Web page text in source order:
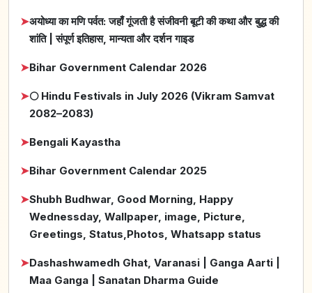
➤अयोध्या का मणि पर्वत: जहाँ गूंजती है संजीवनी बूटी की कथा और बुद्ध की
शांति | संपूर्ण इतिहास, मान्यता और दर्शन गाइड
➤Bihar Government Calendar 2026
➤🌕 Hindu Festivals in July 2026 (Vikram Samvat
2082–2083)
➤Bengali Kayastha
➤Bihar Government Calendar 2025
➤Shubh Budhwar, Good Morning, Happy
Wednessday, Wallpaper, image, Picture,
Greetings, Status,Photos, Whatsapp status
➤Dashashwamedh Ghat, Varanasi | Ganga Aarti |
Maa Ganga | Sanatan Dharma Guide